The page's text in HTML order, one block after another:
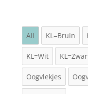
All KL=Bruin
KL=Wit
Oogvlekjes